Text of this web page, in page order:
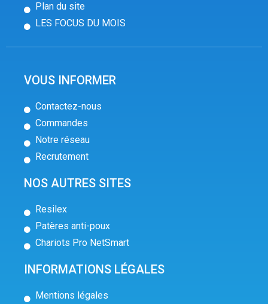
Plan du site
LES FOCUS DU MOIS
VOUS INFORMER
Contactez-nous
Commandes
Notre réseau
Recrutement
NOS AUTRES SITES
Resilex
Patères anti-poux
Chariots Pro NetSmart
INFORMATIONS LÉGALES
Mentions légales